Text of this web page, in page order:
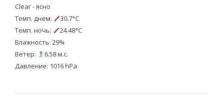
Clear - ясно
Темп. днём:
30.7°C
Темп. ночь:
24.48°C
Влажность: 29%
Ветер:
6.58 м.с.
Давление: 1016 hPa